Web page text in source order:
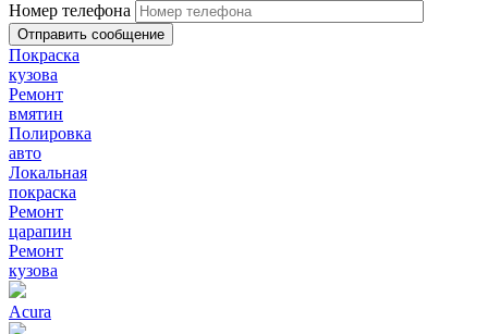
Номер телефона
Покраска
кузова
Ремонт
вмятин
Полировка
авто
Локальная
покраска
Ремонт
царапин
Ремонт
кузова
Acura